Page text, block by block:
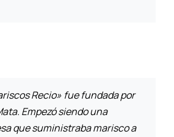
Recio» fue fundada por
Empezó siendo una
que suministraba marisco a